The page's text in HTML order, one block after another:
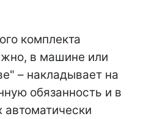
комплекта
в машине или
– накладывает на
обязанность и в